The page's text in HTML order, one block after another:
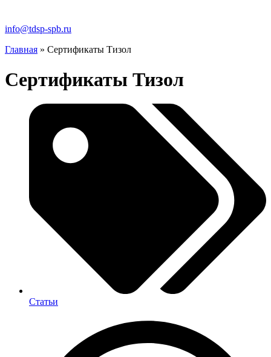
info@tdsp-spb.ru
Главная » Сертификаты Тизол
Сертификаты Тизол
Статьи